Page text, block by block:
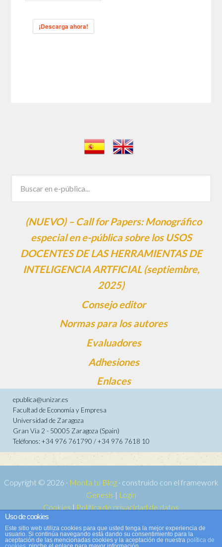
¡Descarga ahora!
(NUEVO) – Call for Papers: Monográfico
especial en e-pública sobre los USOS
DOCENTES DE LAS HERRAMIENTAS DE
INTELIGENCIA ARTFICIAL (septiembre,
2025)
Consejo editor
Normas para los autores
Evaluadores
Adhesiones
Enlaces
epublica@unizar.es
Facultad de Economía y Empresa
Universidad de Zaragoza
Gran Vía 2 - 50005 Zaragoza (Spain)
Teléfonos: +34 976 761790 / +34 976 7618 10
Copyright © 2026 · Monta tu Blog· construido con el framework
Genesis | Login
Cookies | Política de privacidad de datos
Copyright © 2026 ·
WordPress·Acceder
Uso de cookies
Este sitio web utiliza cookies para que usted tenga la mejor experiencia de
usuario. Si continúa navegando está dando su consentimiento para la
aceptación de las mencionadas cookies y la aceptación de nuestra política de